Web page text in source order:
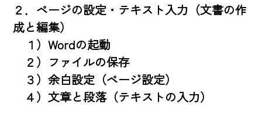
２．ページの設定・テキスト入力（文書の作
成と編集）
１）Wordの起動
２）ファイルの保存
３）余白設定（ページ設定）
４）文章と段落（テキストの入力）